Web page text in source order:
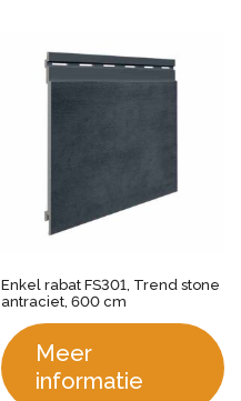
Enkel rabat FS301, Trend stone
antraciet, 600 cm
Meer
informatie